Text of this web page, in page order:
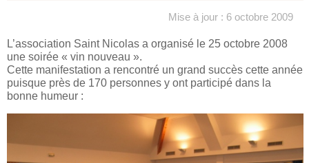
Mise à jour : 6 octobre 2009
L’association Saint Nicolas a organisé le 25 octobre 2008
une soirée « vin nouveau ».
Cette manifestation a rencontré un grand succès cette année
puisque près de 170 personnes y ont participé dans la
bonne humeur :